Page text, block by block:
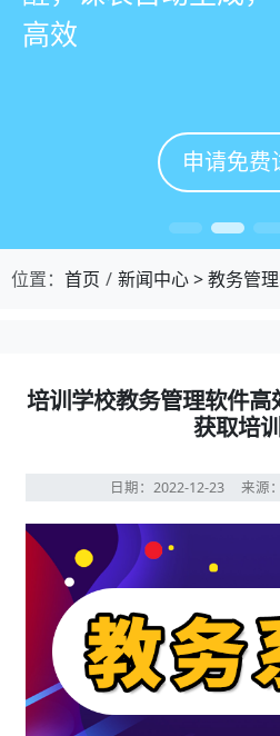
有效提升运营管理
申请免费
高效
申请免费
皮
申请免费
费
申请免费
位置： 首页 新闻中心>教务管
培训学校教务管理软件
获取培
日期：2022-12-23 来源